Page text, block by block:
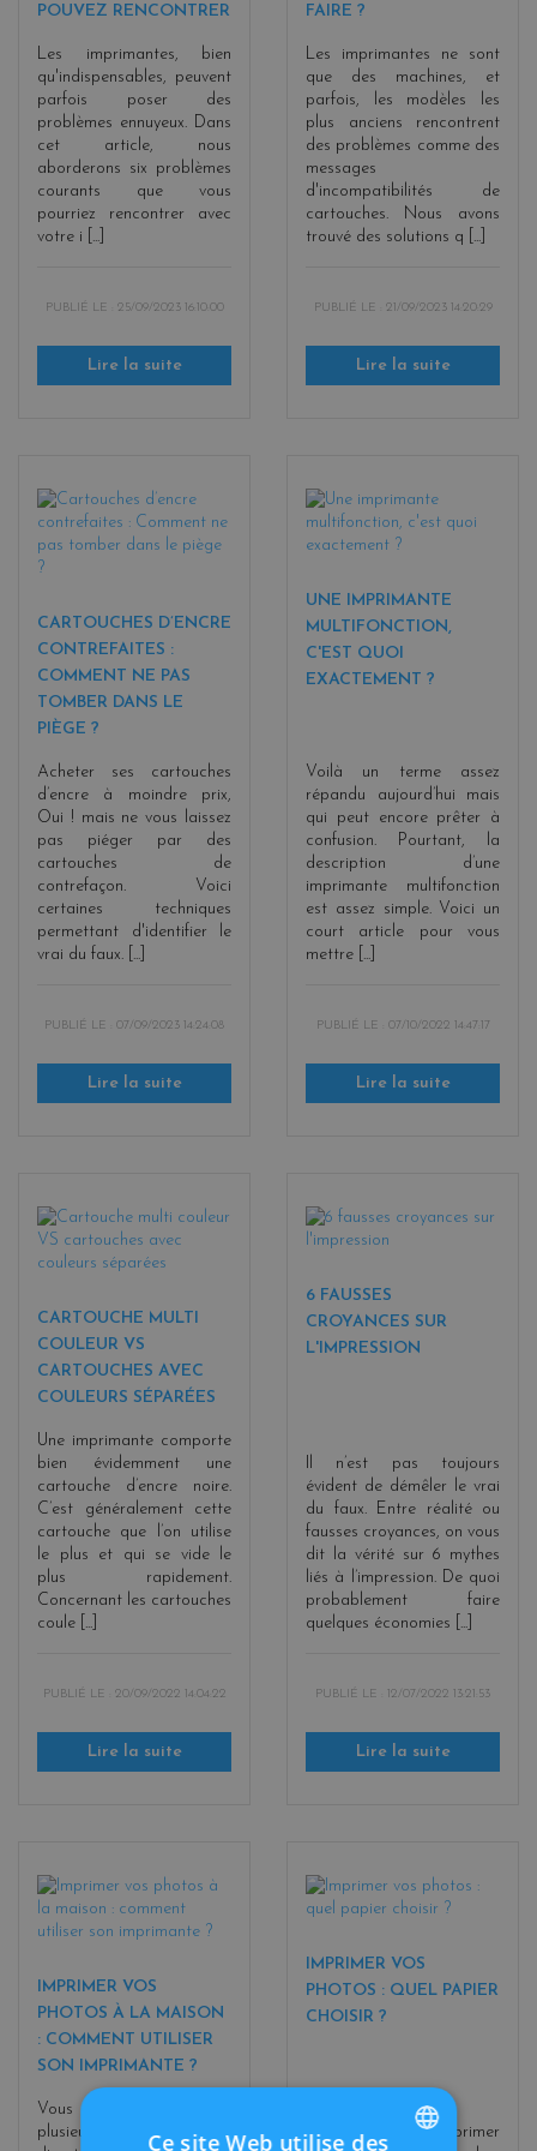
POUVEZ RENCONTRER
Les imprimantes, bien
qu'indispensables, peuvent
parfois poser des
problèmes ennuyeux. Dans
cet article, nous
aborderons six problèmes
courants que vous
pourriez rencontrer avec
votre i [...]
PUBLIÉ LE : 25/09/2023 16:10:00
Lire la suite
FAIRE ?
Les imprimantes ne sont
que des machines, et
parfois, les modèles les
plus anciens rencontrent
des problèmes comme des
messages
d'incompatibilités de
cartouches. Nous avons
trouvé des solutions q [...]
PUBLIÉ LE : 21/09/2023 14:20:29
Lire la suite
CARTOUCHES D’ENCRE
CONTREFAITES :
COMMENT NE PAS
TOMBER DANS LE
PIÈGE ?
Acheter ses cartouches
d’encre à moindre prix,
Oui ! mais ne vous laissez
pas piéger par des
cartouches de
contrefaçon. Voici
certaines techniques
permettant d'identifier le
vrai du faux. [...]
PUBLIÉ LE : 07/09/2023 14:24:08
Lire la suite
UNE IMPRIMANTE
MULTIFONCTION,
C'EST QUOI
EXACTEMENT ?
Voilà un terme assez
répandu aujourd’hui mais
qui peut encore prêter à
confusion. Pourtant, la
description d’une
imprimante multifonction
est assez simple. Voici un
court article pour vous
mettre [...]
PUBLIÉ LE : 07/10/2022 14:47:17
Lire la suite
CARTOUCHE MULTI
COULEUR VS
CARTOUCHES AVEC
COULEURS SÉPARÉES
Une imprimante comporte
bien évidemment une
cartouche d’encre noire.
C’est généralement cette
cartouche que l’on utilise
le plus et qui se vide le
plus rapidement.
Concernant les cartouches
coule [...]
PUBLIÉ LE : 20/09/2022 14:04:22
Lire la suite
6 FAUSSES
CROYANCES SUR
L'IMPRESSION
Il n’est pas toujours
évident de démêler le vrai
du faux. Entre réalité ou
fausses croyances, on vous
dit la vérité sur 6 mythes
liés à l’impression. De quoi
probablement faire
quelques économies [...]
PUBLIÉ LE : 12/07/2022 13:21:53
Lire la suite
IMPRIMER VOS
PHOTOS À LA MAISON
: COMMENT UTILISER
SON IMPRIMANTE ?
Vous souhaitez imprimer
plusieurs photos
IMPRIMER VOS
PHOTOS : QUEL PAPIER
CHOISIR ?
Vous souhaitez imprimer
Ce site Web utilise des